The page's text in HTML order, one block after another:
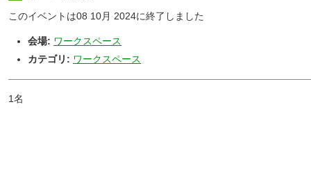
このイベントは08 10月 2024に終了しました
会場: ワークスペース
カテゴリ: ワークスペース
1名